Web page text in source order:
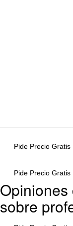
Pide Precio Gratis
Pide Precio Gratis
sobre